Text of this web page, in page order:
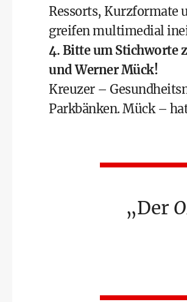
Ressorts, Kurzformate
greifen multimedial
4. Bitte um Stichworte
und Werner Mück!
Kreuzer –
Parkbänken. Mück –
Der